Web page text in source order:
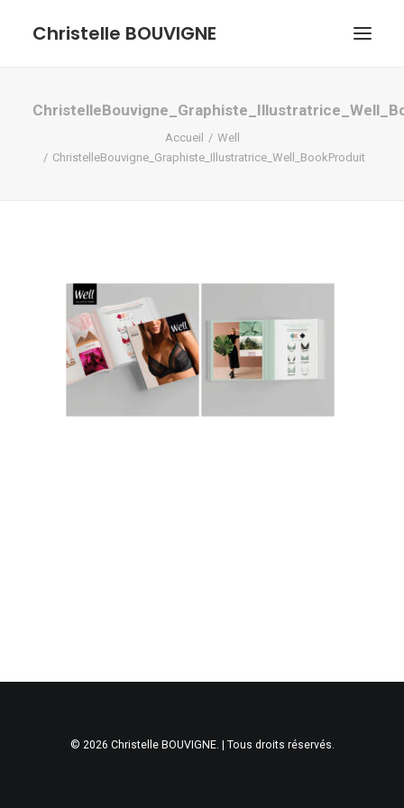
Christelle BOUVIGNE
GRAPHISME ET ILLUSTRATIONS
Accueil
Well
ChristelleBouvigne_Graphiste_Illustratrice_Well_BookProduit
© 2026 Christelle BOUVIGNE. | Tous droits réservés.